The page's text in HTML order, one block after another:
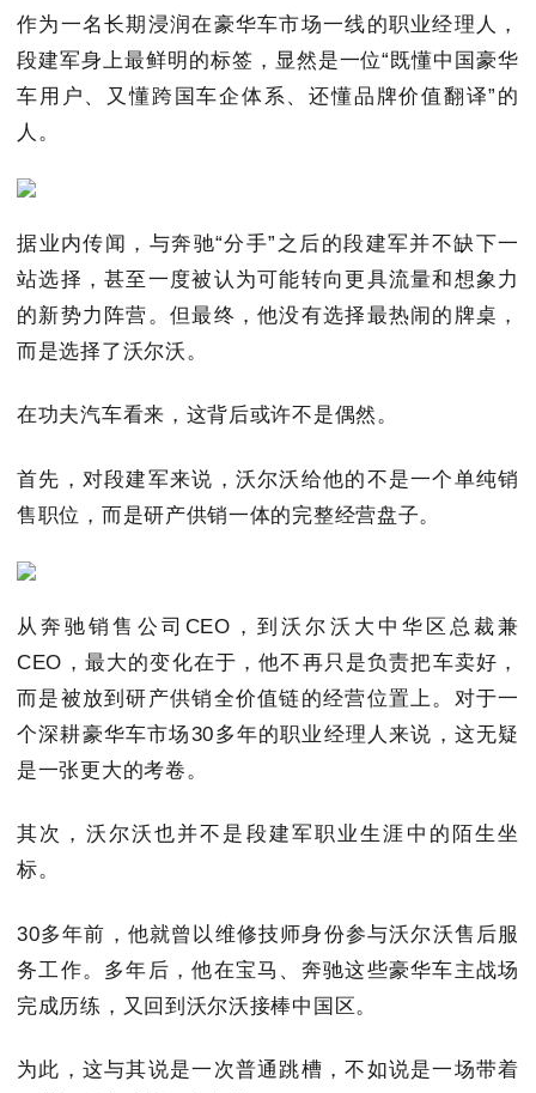
作为一名长期浸润在豪华车市场一线的职业经理人，
段建军身上最鲜明的标签，显然是一位“既懂中国豪华
车用户、又懂跨国车企体系、还懂品牌价值翻译”的
人。
据业内传闻，与奔驰“分手”之后的段建军并不缺下一
站选择，甚至一度被认为可能转向更具流量和想象力
的新势力阵营。但最终，他没有选择最热闹的牌桌，
而是选择了沃尔沃。
在功夫汽车看来，这背后或许不是偶然。
首先，对段建军来说，沃尔沃给他的不是一个单纯销
售职位，而是研产供销一体的完整经营盘子。
从奔驰销售公司CEO，到沃尔沃大中华区总裁兼
CEO，最大的变化在于，他不再只是负责把车卖好，
而是被放到研产供销全价值链的经营位置上。对于一
个深耕豪华车市场30多年的职业经理人来说，这无疑
是一张更大的考卷。
其次，沃尔沃也并不是段建军职业生涯中的陌生坐
标。
30多年前，他就曾以维修技师身份参与沃尔沃售后服
务工作。多年后，他在宝马、奔驰这些豪华车主战场
完成历练，又回到沃尔沃接棒中国区。
为此，这与其说是一次普通跳槽，不如说是一场带着